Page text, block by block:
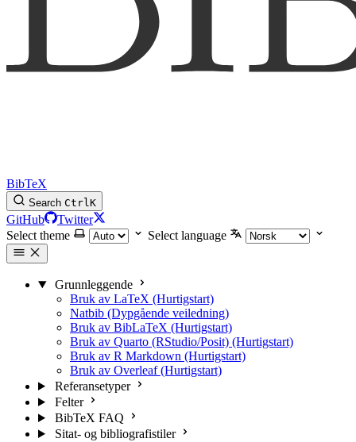
BibTeX
Search CtrlK
GitHub
Twitter
Select theme
Select language
Grunnleggende
Bruk av LaTeX (Hurtigstart)
Natbib (Dypgående veiledning)
Bruk av BibLaTeX (Hurtigstart)
Bruk av Quarto (RStudio/Posit) (Hurtigstart)
Bruk av R Markdown (Hurtigstart)
Bruk av Overleaf (Hurtigstart)
Referansetyper
Felter
BibTeX FAQ
Sitat- og bibliografistiler